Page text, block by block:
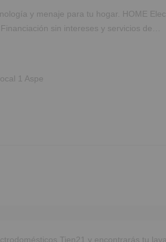
y menaje para tu hogar. HOME
sin intereses y servicios de…
1 Aspe
Tien21 y encontrarás tu